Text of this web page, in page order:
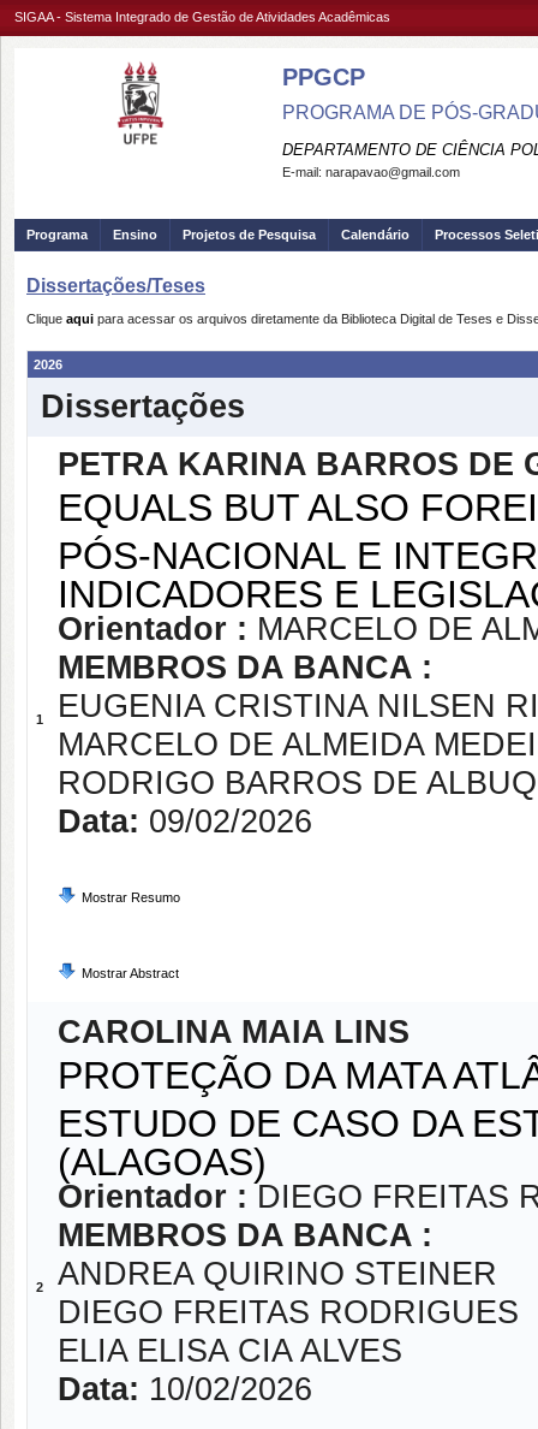
SIGAA - Sistema Integrado de Gestão de Atividades Acadêmicas
PPGCP
PROGRAMA DE PÓS-
DEPARTAMENTO DE CIÊNCIA
E-mail: narapavao@gmail.com
Programa Ensino Projetos de Pesquisa Calendário Processos
Dissertações/Teses
Clique aqui para acessar os arquivos diretamente da Biblioteca Digital de Teses e
2026
Dissertações
1
PETRA KARINA BARROS DE
EQUALS BUT ALSO
PÓS-NACIONAL E
INDICADORES E
Orientador : MARCELO DE
MEMBROS DA BANCA :
EUGENIA CRISTINA NILSEN
MARCELO DE ALMEIDA
RODRIGO BARROS DE
Data: 09/02/2026
Mostrar Resumo
Mostrar Abstract
2
CAROLINA MAIA LINS
PROTEÇÃO DA MATA
ESTUDO DE CASO DA
(ALAGOAS)
Orientador : DIEGO FREITAS
MEMBROS DA BANCA :
ANDREA QUIRINO STEINER
DIEGO FREITAS RODRIGUES
ELIA ELISA CIA ALVES
Data: 10/02/2026